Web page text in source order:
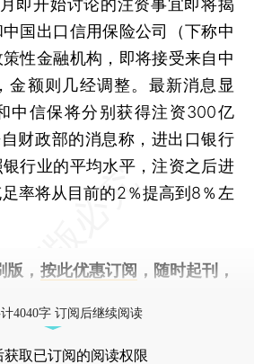
开始讨论的注资事宜即将揭
国出口信用保险公司（下称中
性金融机构，即将接受来自中
金额则几经调整。最新消息显
中信保将分别获得注资300亿
财政部的消息称，进出口银行
行业的平均水平，注资之后进
率将从目前的2％提高到8％左
， 按此优惠订阅 ，随时起刊，
4040字 订阅后继续阅读
获取已订阅的阅读权限